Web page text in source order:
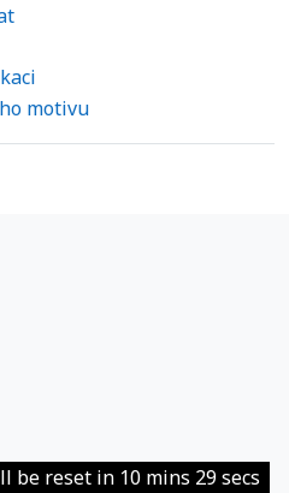
motivu
be reset in 10 mins 29 secs